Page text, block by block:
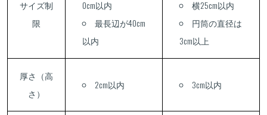
サイズ制
限
0cm以内
最長辺が40cm
以内
横25cm以内
円筒の直径は
3cm以上
厚さ（高
さ）
2cm以内 3cm以内